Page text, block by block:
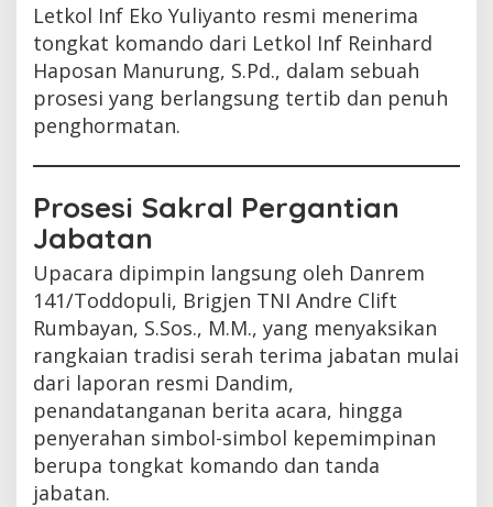
Letkol Inf Eko Yuliyanto resmi menerima
tongkat komando dari Letkol Inf Reinhard
Haposan Manurung, S.Pd., dalam sebuah
prosesi yang berlangsung tertib dan penuh
penghormatan.
Prosesi Sakral Pergantian
Jabatan
Upacara dipimpin langsung oleh Danrem
141/Toddopuli, Brigjen TNI Andre Clift
Rumbayan, S.Sos., M.M., yang menyaksikan
rangkaian tradisi serah terima jabatan mulai
dari laporan resmi Dandim,
penandatanganan berita acara, hingga
penyerahan simbol-simbol kepemimpinan
berupa tongkat komando dan tanda
jabatan.